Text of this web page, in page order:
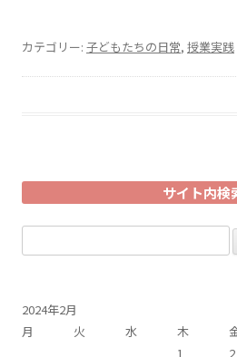
カテゴリー: 子どもたちの日常, 授業実践
サイト内検
索:
2024年2月
月
火 水 木
1
2